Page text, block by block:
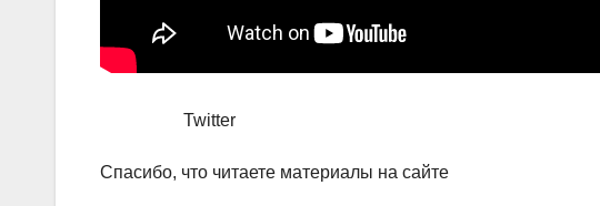
Twitter
Спасибо, что читаете материалы на сайте